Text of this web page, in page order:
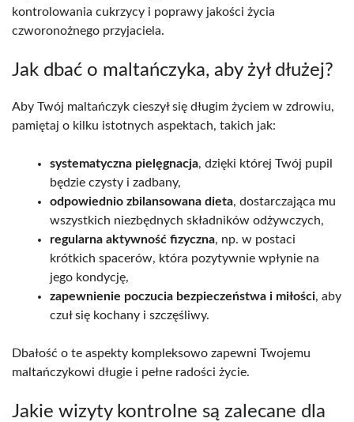
kontrolowania cukrzycy i poprawy jakości życia
czworonożnego przyjaciela.
Jak dbać o maltańczyka, aby żył dłużej?
Aby Twój maltańczyk cieszył się długim życiem w zdrowiu,
pamiętaj o kilku istotnych aspektach, takich jak:
systematyczna pielęgnacja, dzięki której Twój pupil
będzie czysty i zadbany,
odpowiednio zbilansowana dieta, dostarczająca mu
wszystkich niezbędnych składników odżywczych,
regularna aktywność fizyczna, np. w postaci
krótkich spacerów, która pozytywnie wpłynie na
jego kondycję,
zapewnienie poczucia bezpieczeństwa i miłości, aby
czuł się kochany i szczęśliwy.
Dbałość o te aspekty kompleksowo zapewni Twojemu
maltańczykowi długie i pełne radości życie.
Jakie wizyty kontrolne są zalecane dla